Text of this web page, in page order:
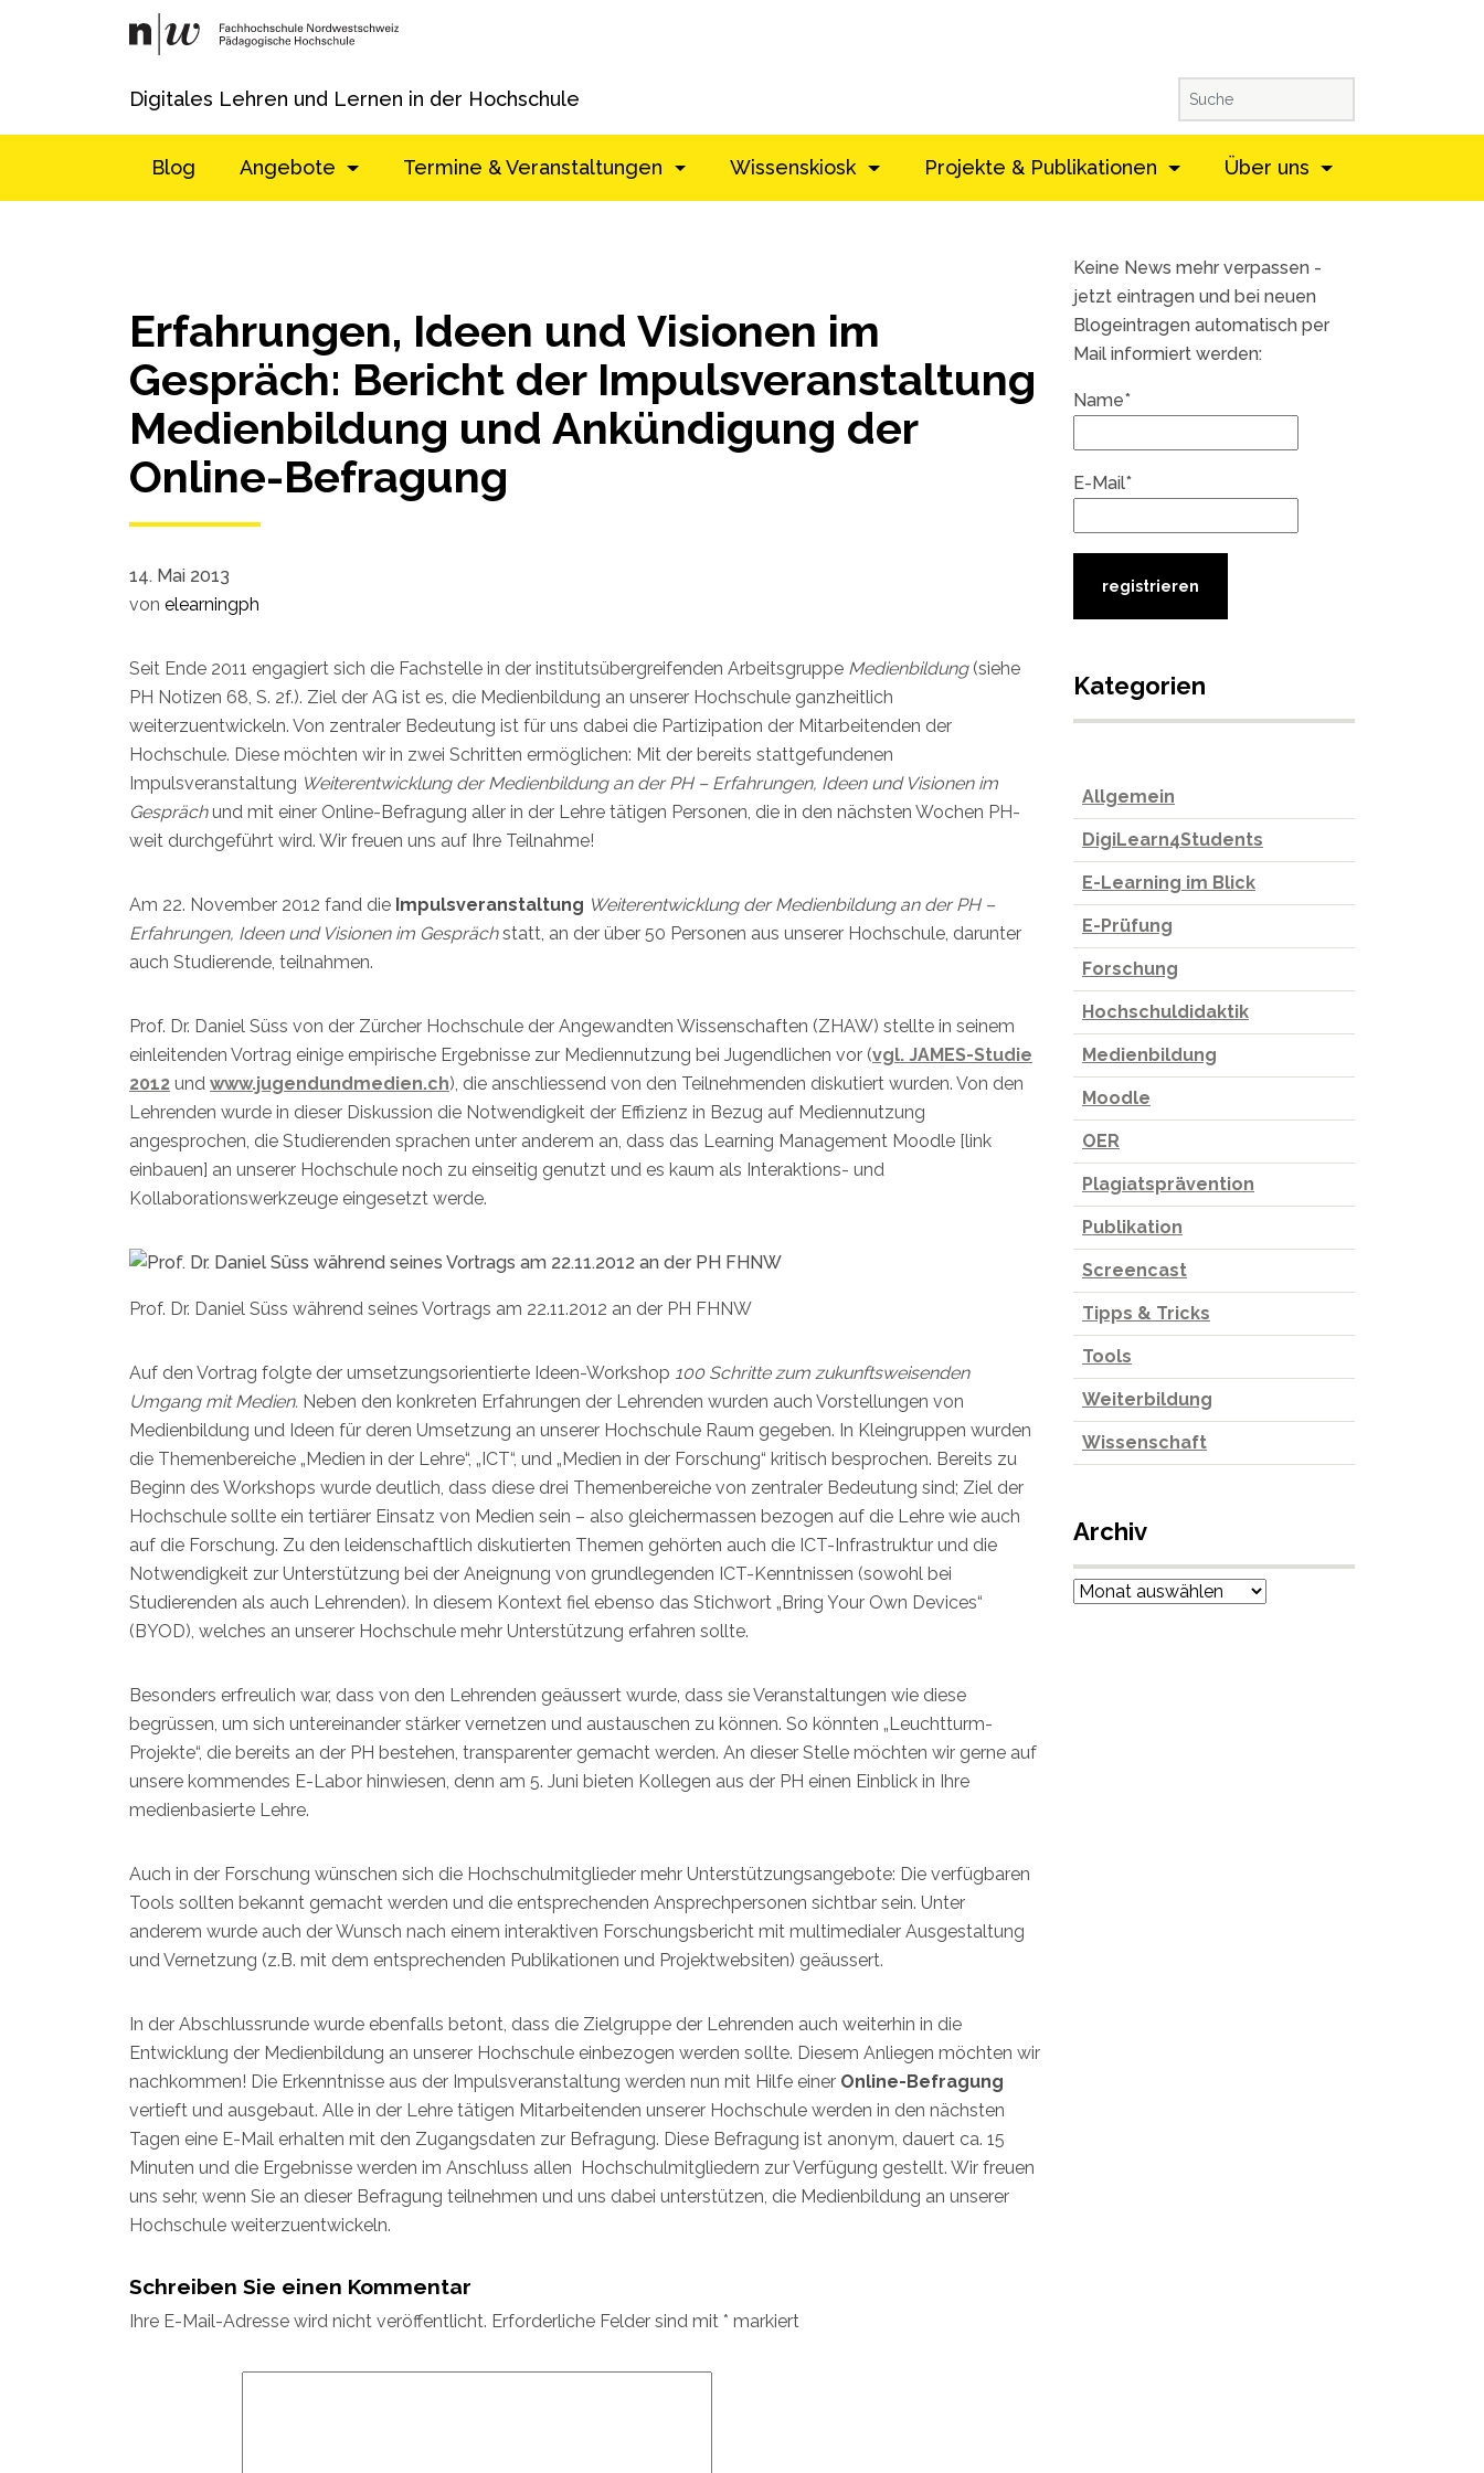
Digitales Lehren und Lernen in der Hochschule
Blog Angebote Termine & Veranstaltungen Wissenskiosk Projekte & Publikationen Über uns
Erfahrungen, Ideen und Visionen im
Gespräch: Bericht der Impulsveranstaltung
Medienbildung und Ankündigung der
Online-Befragung
14. Mai 2013
von elearningph
Seit Ende 2011 engagiert sich die Fachstelle in der institutsübergreifenden Arbeitsgruppe Medienbildung(siehe
PH Notizen 68, S. 2f.). Ziel der AG ist es, die Medienbildung an unserer Hochschule ganzheitlich
weiterzuentwickeln. Von zentraler Bedeutung ist für uns dabei die Partizipation der Mitarbeitenden der
Hochschule. Diese möchten wir in zwei Schritten ermöglichen: Mit der bereits stattgefundenen
Impulsveranstaltung Weiterentwicklung der Medienbildung an der PH – Erfahrungen, Ideen und Visionen im
Gesprächund mit einer Online-Befragung aller in der Lehre tätigen Personen, die in den nächsten Wochen PH-
weit durchgeführt wird. Wir freuen uns auf Ihre Teilnahme!
Am 22. November 2012 fand die Impulsveranstaltung Weiterentwicklung der Medienbildung an der PH –
Erfahrungen, Ideen und Visionen im Gesprächstatt, an der über 50 Personen aus unserer Hochschule, darunter
auch Studierende, teilnahmen.
Prof. Dr. Daniel Süss von der Zürcher Hochschule der Angewandten Wissenschaften (ZHAW) stellte in seinem
einleitenden Vortrag einige empirische Ergebnisse zur Mediennutzung bei Jugendlichen vor (vgl. JAMES-Studie
2012 und www.jugendundmedien.ch), die anschliessend von den Teilnehmenden diskutiert wurden. Von den
Lehrenden wurde in dieser Diskussion die Notwendigkeit der Effizienz in Bezug auf Mediennutzung
angesprochen, die Studierenden sprachen unter anderem an, dass das Learning Management Moodle [link
einbauen] an unserer Hochschule noch zu einseitig genutzt und es kaum als Interaktions- und
Kollaborationswerkzeuge eingesetzt werde.
Prof. Dr. Daniel Süss während seines Vortrags am 22.11.2012 an der PH FHNW
Auf den Vortrag folgte der umsetzungsorientierte Ideen-Workshop 100 Schritte zum zukunftsweisenden
Umgang mit Medien. Neben den konkreten Erfahrungen der Lehrenden wurden auch Vorstellungen von
Medienbildung und Ideen für deren Umsetzung an unserer Hochschule Raum gegeben. In Kleingruppen wurden
die Themenbereiche „Medien in der Lehre“, „ICT“, und „Medien in der Forschung“ kritisch besprochen. Bereits zu
Beginn des Workshops wurde deutlich, dass diese drei Themenbereiche von zentraler Bedeutung sind; Ziel der
Hochschule sollte ein tertiärer Einsatz von Medien sein – also gleichermassen bezogen auf die Lehre wie auch
auf die Forschung. Zu den leidenschaftlich diskutierten Themen gehörten auch die ICT-Infrastruktur und die
Notwendigkeit zur Unterstützung bei der Aneignung von grundlegenden ICT-Kenntnissen (sowohl bei
Studierenden als auch Lehrenden). In diesem Kontext fiel ebenso das Stichwort „Bring Your Own Devices“
(BYOD), welches an unserer Hochschule mehr Unterstützung erfahren sollte.
Besonders erfreulich war, dass von den Lehrenden geäussert wurde, dass sie Veranstaltungen wie diese
begrüssen, um sich untereinander stärker vernetzen und austauschen zu können. So könnten „Leuchtturm-
Projekte“, die bereits an der PH bestehen, transparenter gemacht werden. An dieser Stelle möchten wir gerne auf
unsere kommendes E-Labor hinwiesen, denn am 5. Juni bieten Kollegen aus der PH einen Einblick in Ihre
medienbasierte Lehre.
Auch in der Forschung wünschen sich die Hochschulmitglieder mehr Unterstützungsangebote: Die verfügbaren
Tools sollten bekannt gemacht werden und die entsprechenden Ansprechpersonen sichtbar sein. Unter
anderem wurde auch der Wunsch nach einem interaktiven Forschungsbericht mit multimedialer Ausgestaltung
und Vernetzung (z.B. mit dem entsprechenden Publikationen und Projektwebsiten) geäussert.
In der Abschlussrunde wurde ebenfalls betont, dass die Zielgruppe der Lehrenden auch weiterhin in die
Entwicklung der Medienbildung an unserer Hochschule einbezogen werden sollte. Diesem Anliegen möchten wir
nachkommen! Die Erkenntnisse aus der Impulsveranstaltung werden nun mit Hilfe einer Online-Befragung
vertieft und ausgebaut. Alle in der Lehre tätigen Mitarbeitenden unserer Hochschule werden in den nächsten
Tagen eine E-Mail erhalten mit den Zugangsdaten zur Befragung. Diese Befragung ist anonym, dauert ca. 15
Minuten und die Ergebnisse werden im Anschluss allen Hochschulmitgliedern zur Verfügung gestellt. Wir freuen
uns sehr, wenn Sie an dieser Befragung teilnehmen und uns dabei unterstützen, die Medienbildung an unserer
Hochschule weiterzuentwickeln.
Schreiben Sie einen Kommentar
Ihre E-Mail-Adresse wird nicht veröffentlicht. Erforderliche Felder sind mit * markiert
Keine News mehr verpassen -
jetzt eintragen und bei neuen
Blogeintragen automatisch per
Mail informiert werden:
Name*
E-Mail*
Kategorien
Allgemein
DigiLearn4Students
E-Learning im Blick
E-Prüfung
Forschung
Hochschuldidaktik
Medienbildung
Moodle
OER
Plagiatsprävention
Publikation
Screencast
Tipps & Tricks
Tools
Weiterbildung
Wissenschaft
Archiv
Archiv